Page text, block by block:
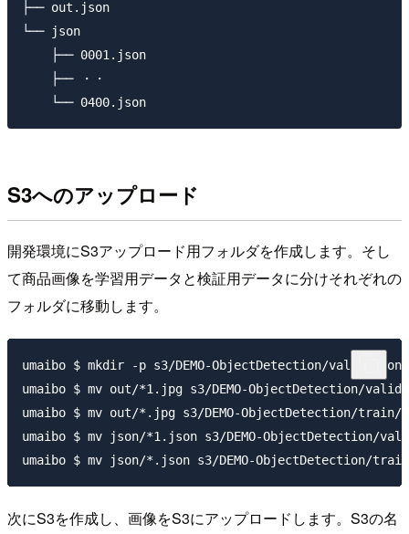
├── out.json
└── json
    ├── 0001.json
    ├── ・・
S3へのアップロード
開発環境にS3アップロード用フォルダを作成します。そし
て商品画像を学習用データと検証用データに分けそれぞれの
フォルダに移動します。
umaibo $ mkdir -p s3/DEMO-ObjectDetection/
umaibo $ mv out/*1.jpg s3/DEMO-ObjectDetection/
umaibo $ mv out/*.jpg s3/DEMO-ObjectDetection/train/
umaibo $ mv json/*1.json s3/DEMO-ObjectDetection/
次にS3を作成し、画像をS3にアップロードします。S3の名